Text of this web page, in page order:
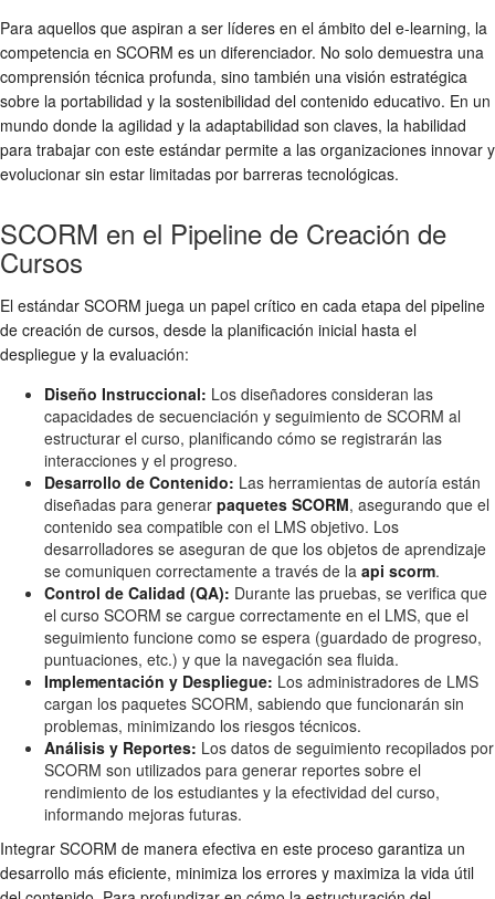
Para aquellos que aspiran a ser líderes en el ámbito del e-learning, la
competencia en SCORM es un diferenciador. No solo demuestra una
comprensión técnica profunda, sino también una visión estratégica
sobre la portabilidad y la sostenibilidad del contenido educativo. En un
mundo donde la agilidad y la adaptabilidad son claves, la habilidad
para trabajar con este estándar permite a las organizaciones innovar y
evolucionar sin estar limitadas por barreras tecnológicas.
SCORM en el Pipeline de Creación de
Cursos
El estándar SCORM juega un papel crítico en cada etapa del pipeline
de creación de cursos, desde la planificación inicial hasta el
despliegue y la evaluación:
Diseño Instruccional: Los diseñadores consideran las
capacidades de secuenciación y seguimiento de SCORM al
estructurar el curso, planificando cómo se registrarán las
interacciones y el progreso.
Desarrollo de Contenido: Las herramientas de autoría están
diseñadas para generar paquetes SCORM, asegurando que el
contenido sea compatible con el LMS objetivo. Los
desarrolladores se aseguran de que los objetos de aprendizaje
se comuniquen correctamente a través de la api scorm.
Control de Calidad (QA): Durante las pruebas, se verifica que
el curso SCORM se cargue correctamente en el LMS, que el
seguimiento funcione como se espera (guardado de progreso,
puntuaciones, etc.) y que la navegación sea fluida.
Implementación y Despliegue: Los administradores de LMS
cargan los paquetes SCORM, sabiendo que funcionarán sin
problemas, minimizando los riesgos técnicos.
Análisis y Reportes: Los datos de seguimiento recopilados por
SCORM son utilizados para generar reportes sobre el
rendimiento de los estudiantes y la efectividad del curso,
informando mejoras futuras.
Integrar SCORM de manera efectiva en este proceso garantiza un
desarrollo más eficiente, minimiza los errores y maximiza la vida útil